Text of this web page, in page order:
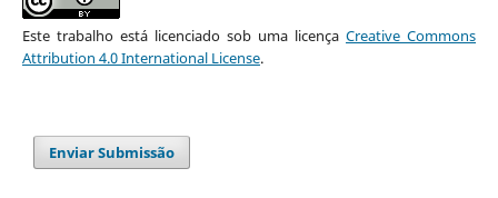
Este trabalho está licenciado sob uma licençaCreative Commons
Attribution 4.0 International License.
Enviar Submissão